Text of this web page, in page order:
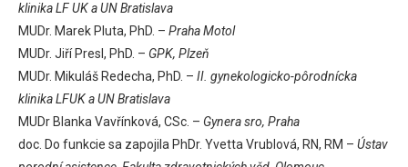
klinika LF UK a UN Bratislava
MUDr. Marek Pluta, PhD. – Praha Motol
MUDr. Jiří Presl, PhD. – GPK, Plzeň
MUDr. Mikuláš Redecha, PhD. – II. gynekologicko-pôrodnícka
klinika LFUK a UN Bratislava
MUDr Blanka Vavřínková, CSc. – Gynera sro, Praha
doc. Do funkcie sa zapojila PhDr. Yvetta Vrublová, RN, RM – Ústav